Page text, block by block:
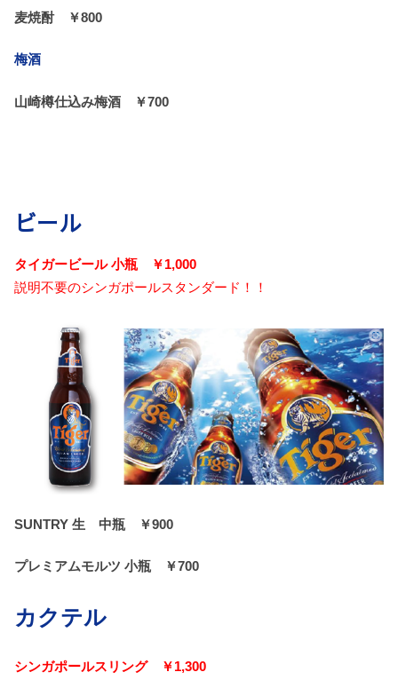
麦焼酎 ￥800
梅酒
山崎樽仕込み梅酒 ￥700
ビール
タイガービール 小瓶 ￥1,000
説明不要のシンガポールスタンダード！！
SUNTRY 生 中瓶 ￥900
プレミアムモルツ 小瓶 ￥700
カクテル
シンガポールスリング ￥1,300